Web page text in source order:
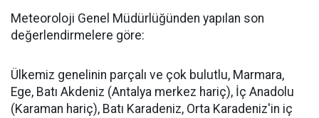
Meteoroloji Genel Müdürlüğünden yapılan son
değerlendirmelere göre:
Ülkemiz genelinin parçalı ve çok bulutlu, Marmara,
Ege, Batı Akdeniz (Antalya merkez hariç), İç Anadolu
(Karaman hariç), Batı Karadeniz, Orta Karadeniz'in iç